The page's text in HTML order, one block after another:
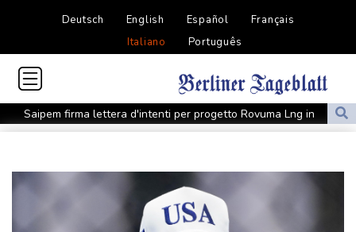
Deutsch English Español
Français
Italiano
Português
Saipem firma lettera d'intenti per progetto Rovuma Lng in
Mozambico
Scalfaro
Madrid, 'Roma revochi controlli alle frontiere o adotteremo
misure'